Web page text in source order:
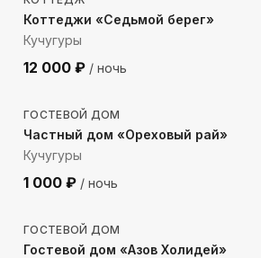
Коттеджи «Седьмой берег»
Кучугуры
12 000 ₽ / ночь
686 м до моря
ГОСТЕВОЙ ДОМ
Частный дом «Ореховый рай»
Кучугуры
1 000 ₽ / ночь
477м до моря
ГОСТЕВОЙ ДОМ
Гостевой дом «Азов Холидей»